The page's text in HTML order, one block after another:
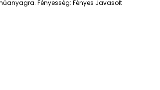
Fényesség: Fényes Javasolt